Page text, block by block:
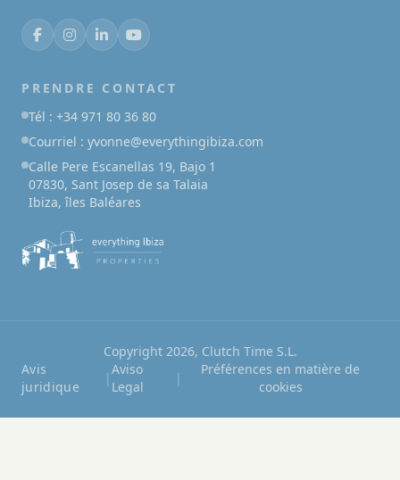
PRENDRE CONTACT
Tél : +34 971 80 36 80
Courriel : yvonne@everythingibiza.com
Calle Pere Escanellas 19, Bajo 1
07830, Sant Josep de sa Talaia
Ibiza, îles Baléares
Copyright 2026, Clutch Time S.L.
Avis
juridique
|
Aviso
Legal
|
Préférences en matière de
cookies